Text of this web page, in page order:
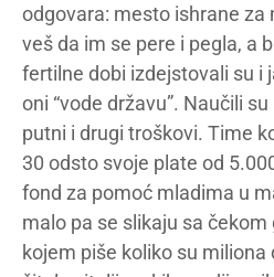
odgovara: mesto ishrane za
veš da im se pere i pegla, a
fertilne dobi izdejstovali su i
oni “vode državu”. Naučili
putni i drugi troškovi. Time
30 odsto svoje plate od
fond za pomoć mladima u
malo pa se slikaju sa
kojem piše koliko su